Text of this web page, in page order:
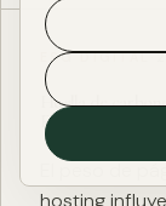
ESG DIGITAL·
Huella de
ESG de una web
El peso de
hosting